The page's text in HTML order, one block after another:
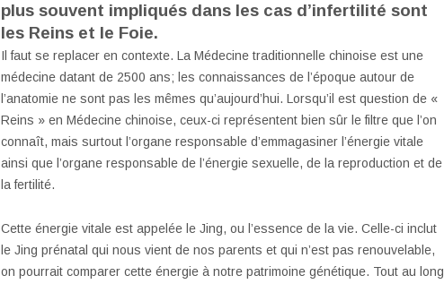
plus souvent impliqués dans les cas d’infertilité sont
les Reins et le Foie.
Il faut se replacer en contexte. La Médecine traditionnelle chinoise est une
médecine datant de 2500 ans; les connaissances de l’époque autour de
l’anatomie ne sont pas les mêmes qu’aujourd’hui. Lorsqu’il est question de «
Reins » en Médecine chinoise, ceux-ci représentent bien sûr le filtre que l’on
connaît, mais surtout l’organe responsable d’emmagasiner l’énergie vitale
ainsi que l’organe responsable de l’énergie sexuelle, de la reproduction et de
la fertilité.
Cette énergie vitale est appelée le Jing, ou l’essence de la vie. Celle-ci inclut
le Jing prénatal qui nous vient de nos parents et qui n’est pas renouvelable,
on pourrait comparer cette énergie à notre patrimoine génétique. Tout au long